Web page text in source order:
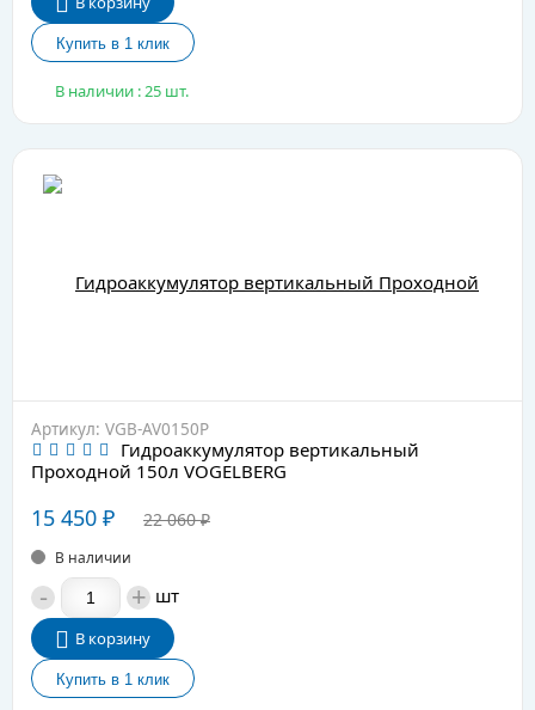
В наличии : 25 шт.
Артикул: VGB-AV0150P
Гидроаккумулятор вертикальный
Проходной 150л VOGELBERG
15 450 ₽ 22 060₽
В наличии
- + шт
В корзину